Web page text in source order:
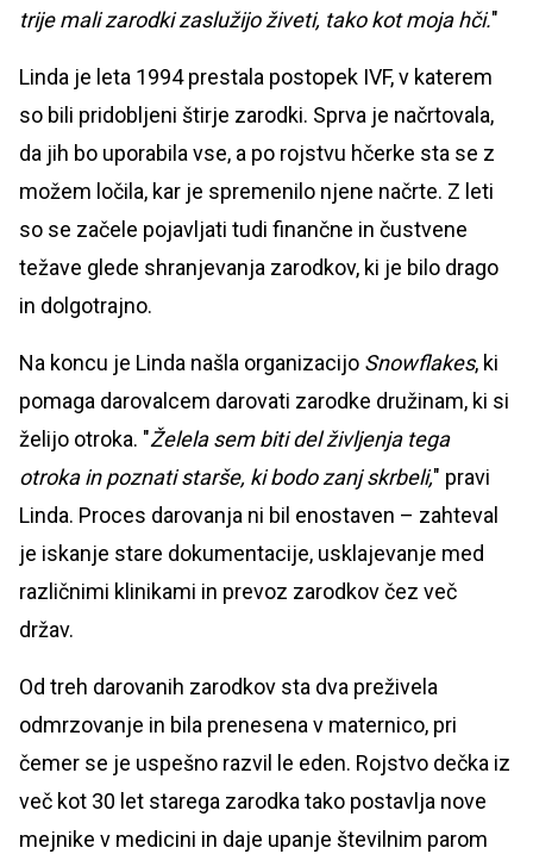
trije mali zarodki zaslužijo živeti, tako kot moja hči."
Linda je leta 1994 prestala postopek IVF, v katerem
so bili pridobljeni štirje zarodki. Sprva je načrtovala,
da jih bo uporabila vse, a po rojstvu hčerke sta se z
možem ločila, kar je spremenilo njene načrte. Z leti
so se začele pojavljati tudi finančne in čustvene
težave glede shranjevanja zarodkov, ki je bilo drago
in dolgotrajno.
Na koncu je Linda našla organizacijo Snowflakes, ki
pomaga darovalcem darovati zarodke družinam, ki si
želijo otroka. "Želela sem biti del življenja tega
otroka in poznati starše, ki bodo zanj skrbeli," pravi
Linda. Proces darovanja ni bil enostaven – zahteval
je iskanje stare dokumentacije, usklajevanje med
različnimi klinikami in prevoz zarodkov čez več
držav.
Od treh darovanih zarodkov sta dva preživela
odmrzovanje in bila prenesena v maternico, pri
čemer se je uspešno razvil le eden. Rojstvo dečka iz
več kot 30 let starega zarodka tako postavlja nove
mejnike v medicini in daje upanje številnim parom